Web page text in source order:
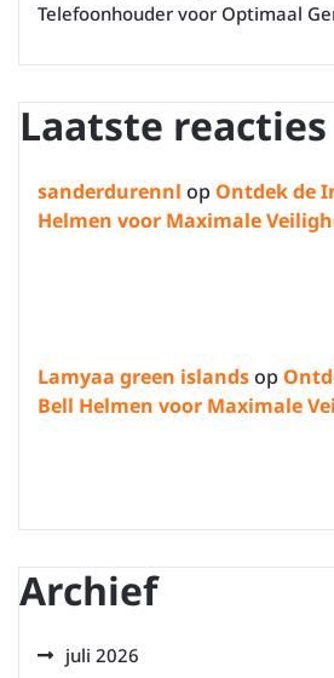
Telefoonhouder voor Optimaal
Laatste reacties
sanderdurennl op Ontdek de
Helmen voor Maximale
Lamyaa green islandsop
Bell Helmen voor Maximale
Archief
juli 2026